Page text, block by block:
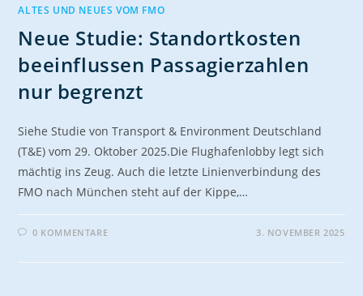
ALTES UND NEUES VOM FMO
Neue Studie: Standortkosten
beeinflussen Passagierzahlen
nur begrenzt
Siehe Studie von Transport & Environment Deutschland
(T&E) vom 29. Oktober 2025.Die Flughafenlobby legt sich
mächtig ins Zeug. Auch die letzte Linienverbindung des
FMO nach München steht auf der Kippe,…
0 KOMMENTARE 3. NOVEMBER 2025